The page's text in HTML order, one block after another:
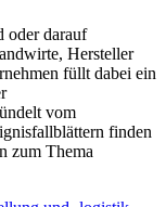
oder darauf
Hersteller
füllt dabei ein
vom
finden
zum Thema